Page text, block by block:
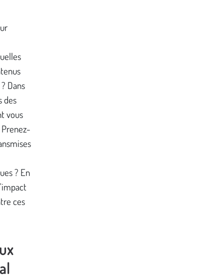
Dans
des
vous
? En
ces